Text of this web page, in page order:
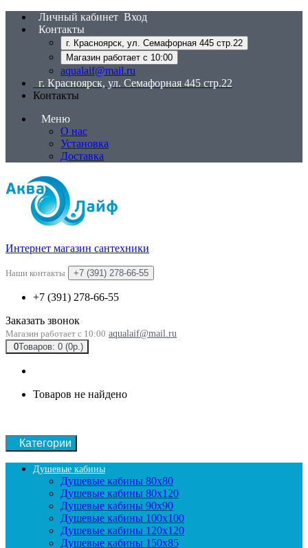
Личный кабинет Вход
Контакты
г. Красноярск, ул. Семафорная 445 стр.22
Магазин работает с 10:00
aqualaif@mail.ru
г. Красноярск, ул. Семафорная 445 стр.22
Контакты
Меню
О нас
Установка
Доставка
Интернет магазин сантехники
Наши контакты +7 (391) 278-66-55
+7 (391) 278-66-55
Заказать звонок
Магазин работает с 10:00 aqualaif@mail.ru
0Товаров: 0 (0р.)
Товаров не найдено
Категории
Душевые кабины
Душевые кабины 80x80
Душевые кабины 80x120
Душевые кабины 90х90
Душевые кабины 100x100
Душевые кабины 120x120
Душевые кабины 150x85